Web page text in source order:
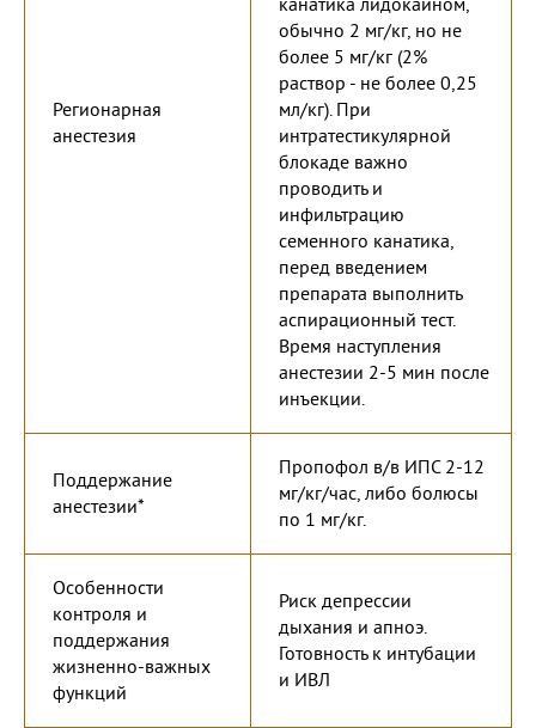
Регионарная
анестезия
канатика лидокаином,
обычно 2 мг/кг, но не
более 5 мг/кг (2%
раствор - не более 0,25
мл/кг). При
интратестикулярной
блокаде важно
проводить и
инфильтрацию
семенного канатика,
перед введением
препарата выполнить
аспирационный тест.
Время наступления
анестезии 2-5 мин после
инъекции.
Поддержание
анестезии*
Пропофол в/в ИПС 2-12
мг/кг/час, либо болюсы
по 1 мг/кг.
Особенности
контроля и
поддержания
жизненно-важных
функций
Риск депрессии
дыхания и апноэ.
Готовность к интубации
и ИВЛ